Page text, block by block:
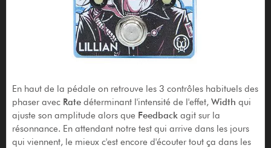
En haut de la pédale on retrouve les 3 contrôles habituels des
phaser avec Ratedéterminant l'intensité de l'effet, Width qui
ajuste son amplitude alors que Feedbackagit sur la
résonnance. En attendant notre test qui arrive dans les jours
qui viennent, le mieux c'est encore d'écouter tout ça dans les